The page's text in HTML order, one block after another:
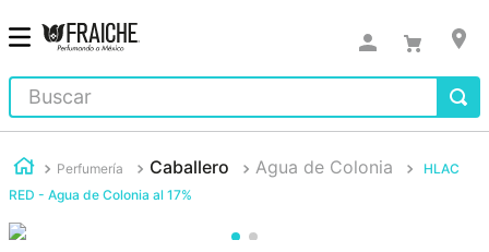
Buscar
Perfumería Caballero Agua de Colonia
HLAC
RED - Agua de Colonia al 17%